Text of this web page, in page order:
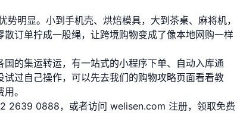
明显。小到手机壳、烘焙模具，大到茶桌、麻将机，
订单拧成一股绳，让跨境购物变成了像本地网购一样
的集运转运，有一站式的小程序下单、自动入库通
试过自己操作，可以先去我们的购物攻略页面看看教
。
2639 0888，或者访问 welisen.com 注册，领取免费